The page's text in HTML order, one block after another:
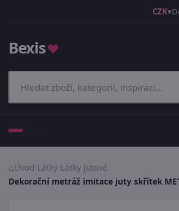
CZK
Bexis♥
Úvod Látky Látky jutové
Dekorační metráž imitace juty skřítek